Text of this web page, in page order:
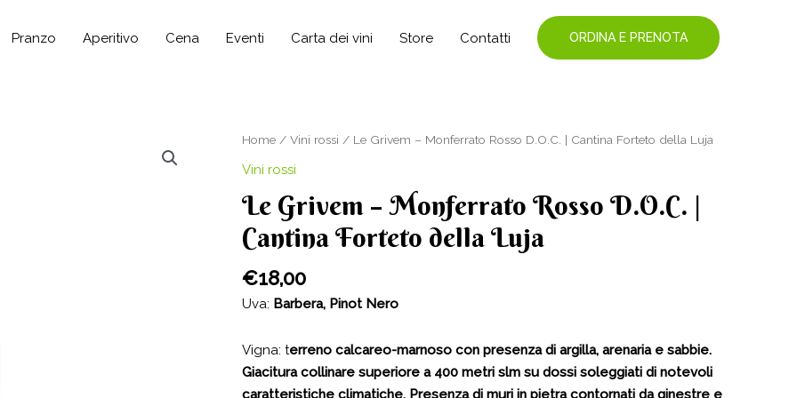
Pranzo Aperitivo Cena Eventi Carta dei vini Store Contatti ORDINA E PRENOTA
Home / Vini rossi / Le Grivem – Monferrato Rosso D.O.C. | Cantina Forteto della Luja
Vini rossi
Le Grivem – Monferrato Rosso D.O.C. |
Cantina Forteto della Luja
€18,00
Uva: Barbera, Pinot Nero
Vigna: terreno calcareo-marnoso con presenza di argilla, arenaria e sabbie.
Giacitura collinare superiore a 400 metri slm su dossi soleggiati di notevoli
caratteristiche climatiche. Presenza di muri in pietra contornati da ginestre e